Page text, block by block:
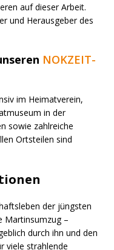
auf dieser Arbeit.
und Herausgeber des
NOKZEIT-
im Heimatverein,
in der
sowie zahlreiche
Ortsteilen sind
der jüngsten
Martinsumzug –
durch ihn und den
viele strahlende